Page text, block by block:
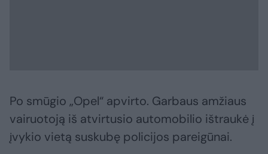
Po smūgio „Opel“ apvirto. Garbaus amžiaus
vairuotoją iš atvirtusio automobilio ištraukė į
įvykio vietą suskubę policijos pareigūnai.